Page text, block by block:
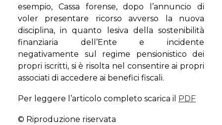
esempio, Cassa forense, dopo l’annuncio di
voler presentare ricorso avverso la nuova
disciplina, in quanto lesiva della sostenibilità
finanziaria dell’Ente e incidente
negativamente sul regime pensionistico dei
propri iscritti, si è risolta nel consentire ai propri
associati di accedere ai benefici fiscali.
Per leggere l’articolo completo scarica il PDF
© Riproduzione riservata